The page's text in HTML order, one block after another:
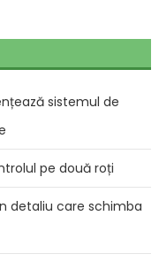
sistemul de
pe două roți
detaliu care schimba